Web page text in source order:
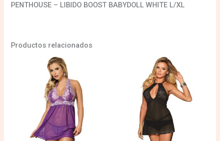
PENTHOUSE – LIBIDO BOOST BABYDOLL WHITE L/XL
Productos relacionados